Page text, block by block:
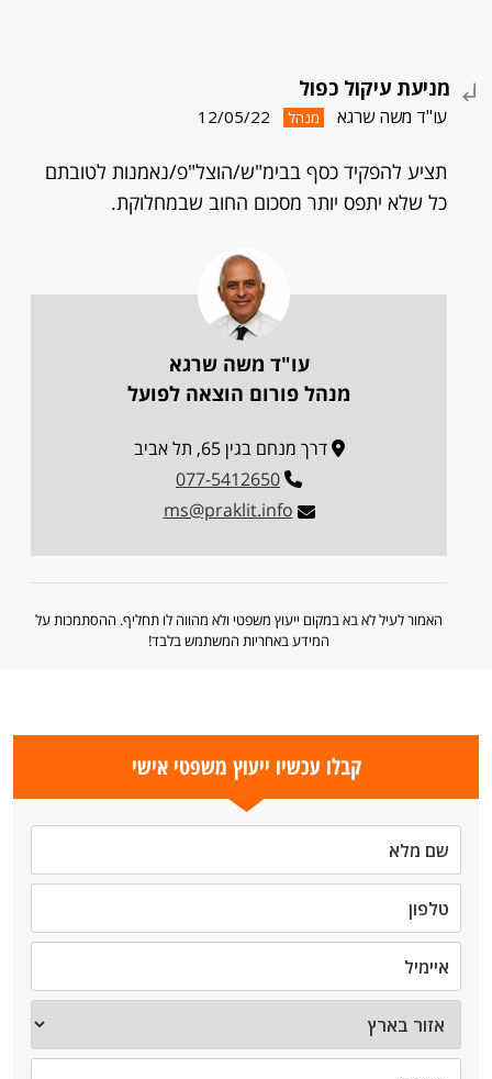
מניעת עיקול כפול
עו"ד משה שרגא מנהל 12/05/22
תציע להפקיד כסף בבימ"ש/הוצל"פ/נאמנות לטובתם
כל שלא יתפס יותר מסכום החוב שבמחלוקת.
עו"ד משה שרגא
מנהל פורום הוצאה לפועל
דרך מנחם בגין 65, תל אביב
077-5412650
ms@praklit.info
האמור לעיל לא בא במקום ייעוץ משפטי ולא מהווה לו תחליף. ההסתמכות על
המידע באחריות המשתמש בלבד!
קבלו עכשיו ייעוץ משפטי אישי